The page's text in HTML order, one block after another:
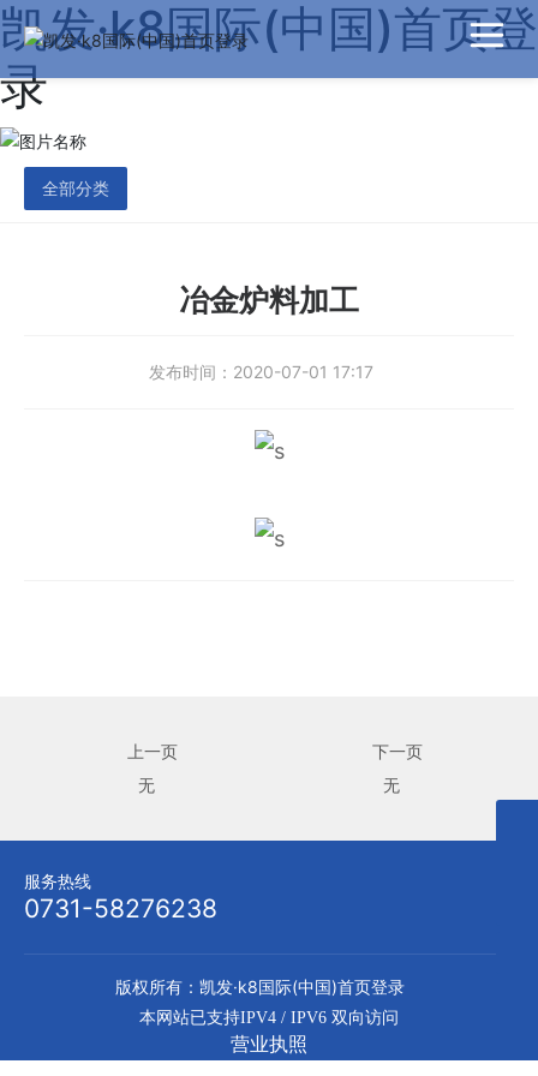
凯发·k8国际(中国)首页登
录
全部分类
冶金炉料加工
发布时间： 2020-07-01 17:17
上一页
无
下一页
无
服务热线
0731-58276238
版权所有：凯发·k8国际(中国)首页登录
本网站已支持IPV4 / IPV6 双向访问
营业执照
0731-58276238